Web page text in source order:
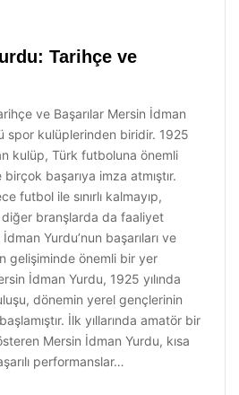
Tarihçe ve
ve Başarılar Mersin İdman
spor kulüplerinden biridir. 1925
kulüp, Türk futboluna önemli
başarıya imza atmıştır.
futbol ile sınırlı kalmayıp,
branşlarda da faaliyet
Yurdu’nun başarıları ve
gelişiminde önemli bir yer
İdman Yurdu, 1925 yılında
dönemin yerel gençlerinin
İlk yıllarında amatör bir
Mersin İdman Yurdu, kısa
performanslar…